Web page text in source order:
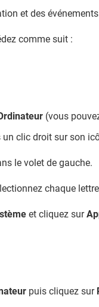
et des
comme suit :
(vous
clic droit sur son
le volet de gauche.
chaque
et cliquez sur
puis cliquez sur